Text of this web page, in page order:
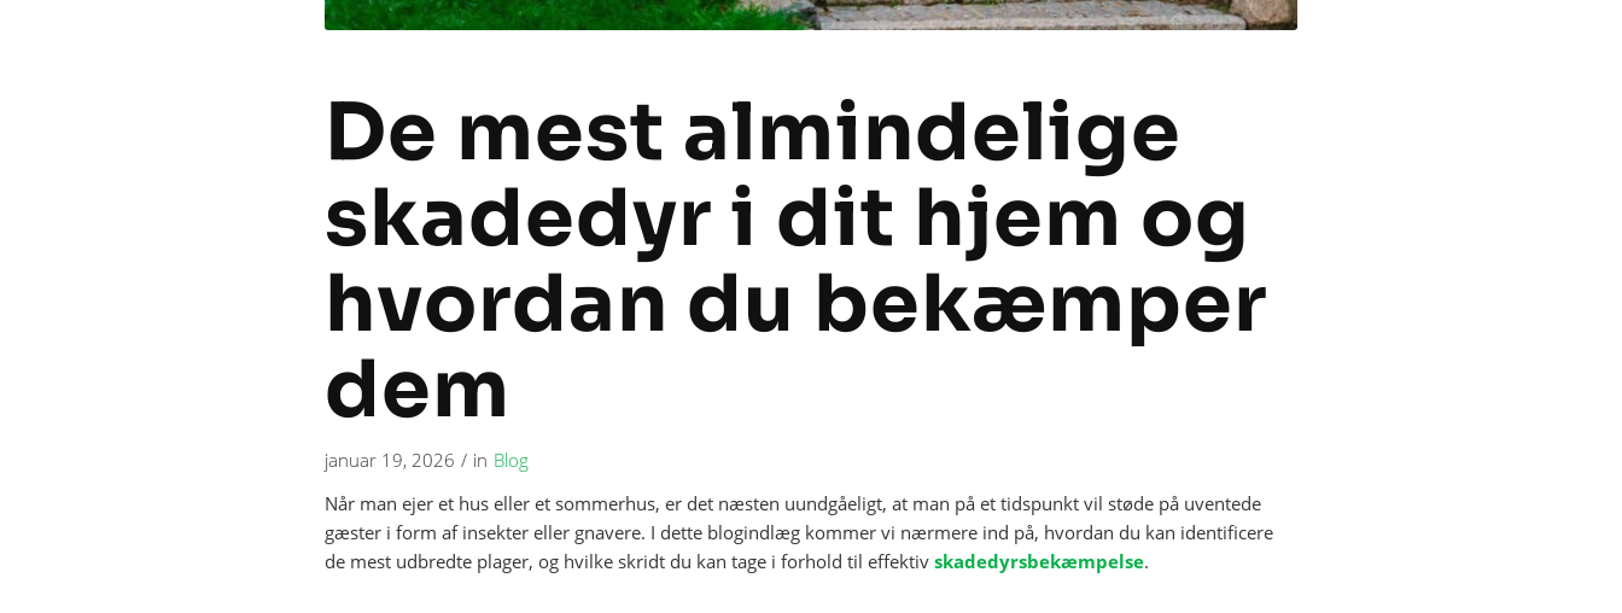
De mest almindelige
skadedyr i dit hjem og
hvordan du bekæmper
dem
januar 19, 2026 / in Blog
Når man ejer et hus eller et sommerhus, er det næsten uundgåeligt, at man på et tidspunkt vil støde på uventede
gæster i form af insekter eller gnavere. I dette blogindlæg kommer vi nærmere ind på, hvordan du kan identificere
de mest udbredte plager, og hvilke skridt du kan tage i forhold til effektiv skadedyrsbekæmpelse.